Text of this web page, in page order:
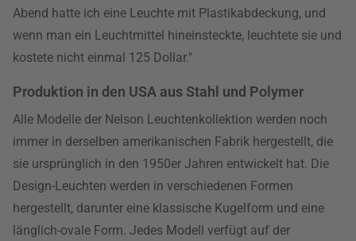
Abend hatte ich eine Leuchte mit Plastikabdeckung, und
wenn man ein Leuchtmittel hineinsteckte, leuchtete sie und
kostete nicht einmal 125 Dollar."
Produktion in den USA aus Stahl und Polymer
Alle Modelle der Nelson Leuchtenkollektion werden noch
immer in derselben amerikanischen Fabrik hergestellt, die
sie ursprünglich in den 1950er Jahren entwickelt hat. Die
Design-Leuchten werden in verschiedenen Formen
hergestellt, darunter eine klassische Kugelform und eine
länglich-ovale Form. Jedes Modell verfügt auf der